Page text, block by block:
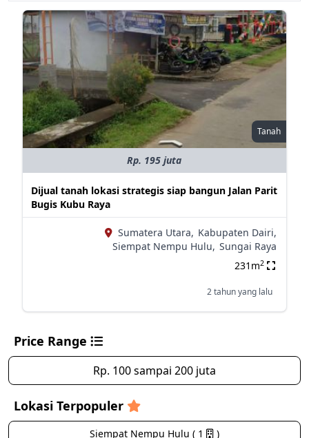
Tanah
Rp. 195 juta
Dijual tanah lokasi strategis siap bangun Jalan Parit
Bugis Kubu Raya
Sumatera Utara, Kabupaten Dairi,
Siempat Nempu Hulu, Sungai Raya
231m2
2 tahun yang lalu
Price Range
Rp. 100 sampai 200 juta
Lokasi Terpopuler
Siempat Nempu Hulu ( 1 )